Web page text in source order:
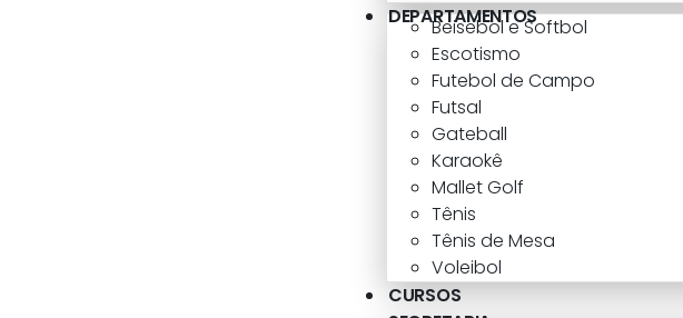
DEPARTAMENTOS
Beisebol e Softbol
Escotismo
Futebol de Campo
Futsal
Gateball
Karaokê
Mallet Golf
Tênis
Tênis de Mesa
Voleibol
CURSOS